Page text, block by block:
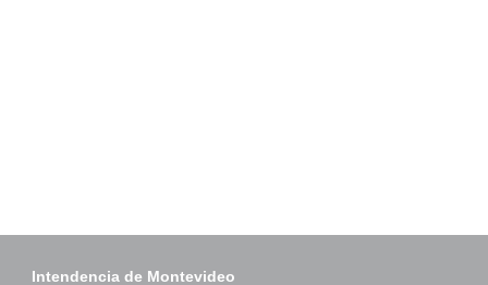
Intendencia de Montevideo